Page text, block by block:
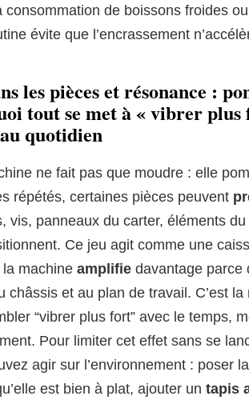
consommation de boissons froides
évite que l’encrassement
les pièces et résonance :
tout se met à « vibrer
quotidien
ne fait pas que moudre : elle
répétés, certaines pièces peuvent
vis, panneaux du carter, éléments
Ce jeu agit comme une
la machine amplifie davantage parce
châssis et au plan de travail. C’est
“vibrer plus fort” avec le temps,
Pour limiter cet effet sans se
agir sur l’environnement : poser
est bien à plat, ajouter un tapis